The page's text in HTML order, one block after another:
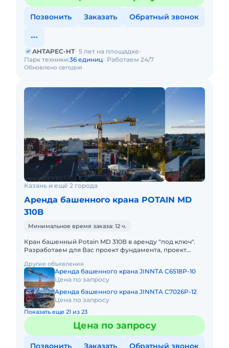
Позвонить Заказать Обратный звонок
Обновлено сегодня
АНТАРЕС-НТ 5 лет на площадке
Парк техники:36 единиц Работаем 24/7
Казань и ещё 2 города
Аренда башенного крана POTAIN MD
310B
Минимальное время заказа: 12 ч.
Кран башенный Potain MD 310B в аренду "под ключ".
Разработаем для Вас проект фундамента, проект
кран на объек
Другие объявления
Аренда башенного крана JINNTA C6518P-10
Цена по запросу
Аренда башенного крана JINNTA C7026P-12
Цена по запросу
Показать еще 21 из 23
Цена по запросу
Позвонить Заказать Обратный звонок